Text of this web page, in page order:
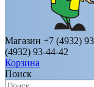
Магазин +7 (4932)
(4932) 93-44-42
Корзина
Поиск